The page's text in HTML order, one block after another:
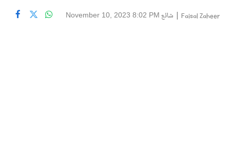
Faisal Zaheer
| شائع November 10, 2023 8:02 PM